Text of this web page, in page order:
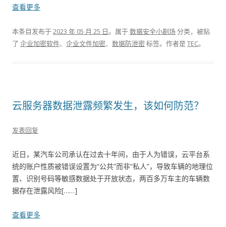
查看更多
本条目发布于2023 年 05 月 25 日。属于数据安全小剧场分类，被贴
了 企业加密软件、 企业文件加密、 数据防泄密标签。 作者是TEC。
云服务器数据泄露频繁发生，该如何防范？
发表回复
近日，某汽车公司承认在过去十年间，由于人为错误，云平台系
统的账户性质被错误设置为“公共”而非“私人”，导致车辆的地理位
置、识别号码等敏感数据处于开放状态，两百多万车主的车辆数
据存在泄露风险[……]
查看更多